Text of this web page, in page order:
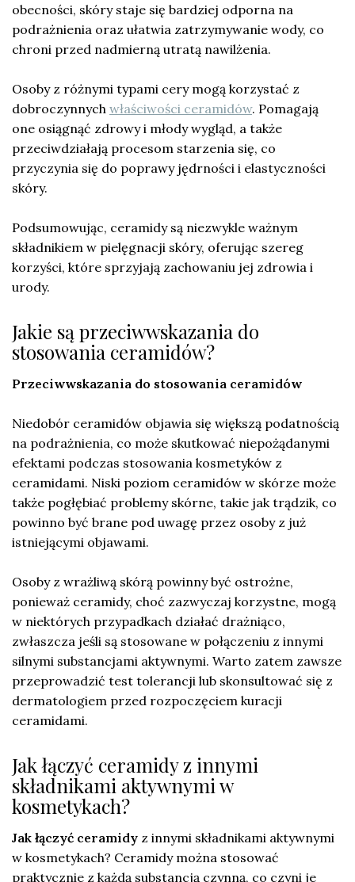
obecności, skóry staje się bardziej odporna na
podrażnienia oraz ułatwia zatrzymywanie wody, co
chroni przed nadmierną utratą nawilżenia.
Osoby z różnymi typami cery mogą korzystać z
dobroczynnych właściwości ceramidów. Pomagają
one osiągnąć zdrowy i młody wygląd, a także
przeciwdziałają procesom starzenia się, co
przyczynia się do poprawy jędrności i elastyczności
skóry.
Podsumowując, ceramidy są niezwykle ważnym
składnikiem w pielęgnacji skóry, oferując szereg
korzyści, które sprzyjają zachowaniu jej zdrowia i
urody.
Jakie są przeciwwskazania do
stosowania ceramidów?
Przeciwwskazania do stosowania ceramidów
Niedobór ceramidów objawia się większą podatnością
na podrażnienia, co może skutkować niepożądanymi
efektami podczas stosowania kosmetyków z
ceramidami. Niski poziom ceramidów w skórze może
także pogłębiać problemy skórne, takie jak trądzik, co
powinno być brane pod uwagę przez osoby z już
istniejącymi objawami.
Osoby z wrażliwą skórą powinny być ostrożne,
ponieważ ceramidy, choć zazwyczaj korzystne, mogą
w niektórych przypadkach działać drażniąco,
zwłaszcza jeśli są stosowane w połączeniu z innymi
silnymi substancjami aktywnymi. Warto zatem zawsze
przeprowadzić test tolerancji lub skonsultować się z
dermatologiem przed rozpoczęciem kuracji
ceramidami.
Jak łączyć ceramidy z innymi
składnikami aktywnymi w
kosmetykach?
Jak łączyć ceramidy z innymi składnikami aktywnymi
w kosmetykach? Ceramidy można stosować
praktycznie z każdą substancją czynną, co czyni je